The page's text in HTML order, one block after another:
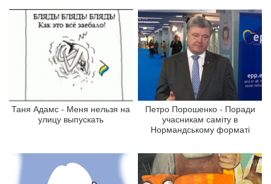
Таня Адамс - Меня нельзя на
улицу выпускать
Петро Порошенко - Поради
учасникам саміту в
Нормандському форматі